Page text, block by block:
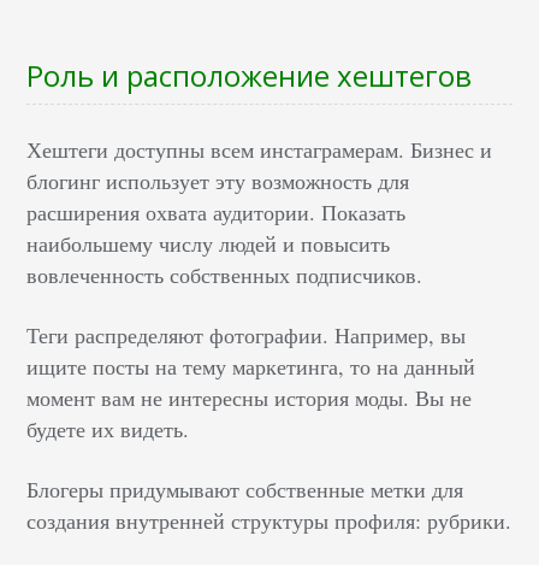
Роль и расположение хештегов
Хештеги доступны всем инстаграмерам. Бизнес и
блогинг использует эту возможность для
расширения охвата аудитории. Показать
наибольшему числу людей и повысить
вовлеченность собственных подписчиков.
Теги распределяют фотографии. Например, вы
ищите посты на тему маркетинга, то на данный
момент вам не интересны история моды. Вы не
будете их видеть.
Блогеры придумывают собственные метки для
создания внутренней структуры профиля: рубрики.